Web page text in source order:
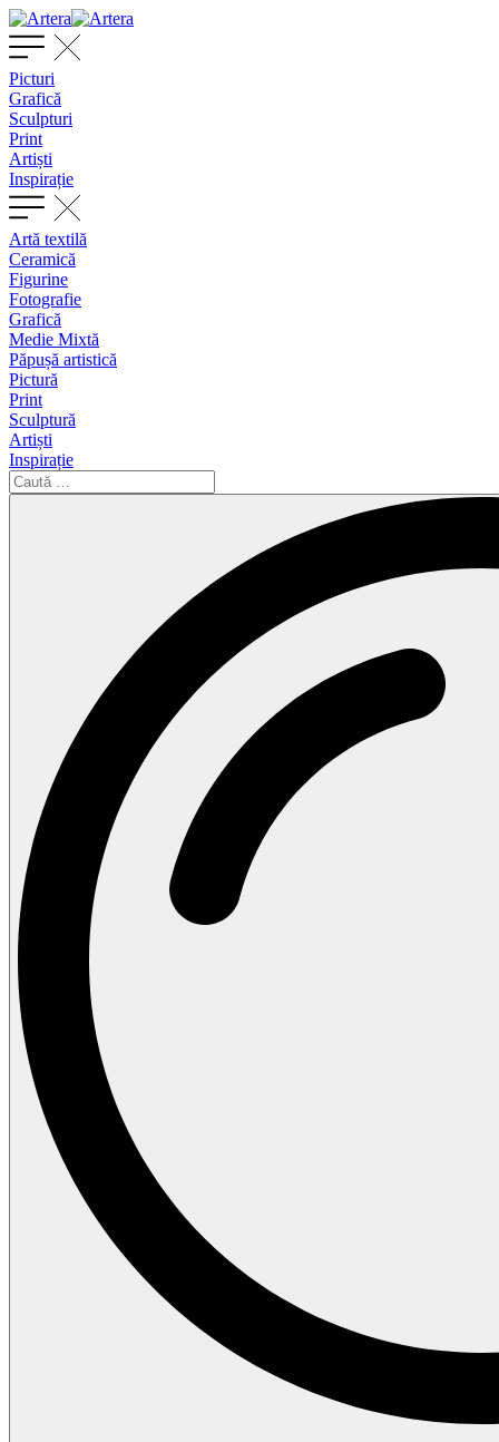
Picturi
Grafică
Sculpturi
Print
Artiști
Inspirație
Artă textilă
Ceramică
Figurine
Fotografie
Grafică
Medie Mixtă
Păpușă artistică
Pictură
Print
Sculptură
Artiști
Inspirație